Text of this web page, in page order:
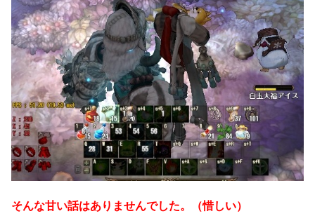
そんな甘い話はありませんでした。（惜しい）